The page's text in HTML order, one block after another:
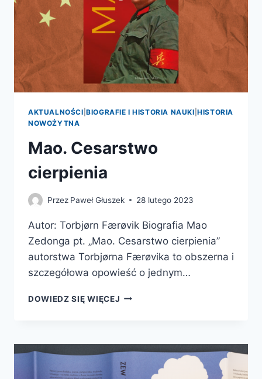
AKTUALNOŚCI |BIOGRAFIE I HISTORIA NAUKI |HISTORIA
NOWOŻYTNA
Mao. Cesarstwo
cierpienia
Przez Paweł Głuszek 28 lutego 2023
Autor: Torbjørn Færøvik Biografia Mao
Zedonga pt. „Mao. Cesarstwo cierpienia”
autorstwa Torbjørna Færøvika to obszerna i
szczegółowa opowieść o jednym…
DOWIEDZ SIĘ WIĘCEJ MAO.